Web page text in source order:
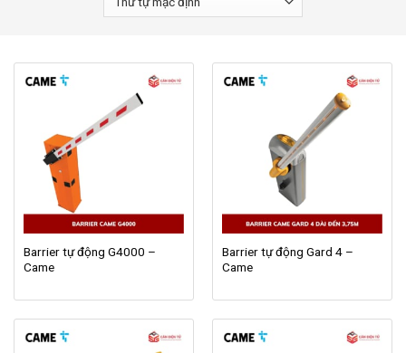
Barrier tự động G4000 –
Came
Barrier tự động Gard 4 –
Came